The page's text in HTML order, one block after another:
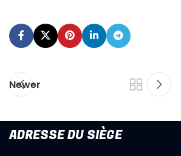
Newer
ADRESSE DU SIÈGE